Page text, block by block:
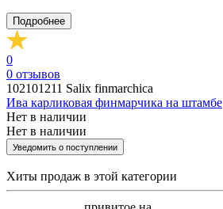
Подробнее
0
0 отзывов
102101211 Salix finmarchica
Ива карликовая финмарчика на штамбе
Нет в наличии
Нет в наличии
Уведомить о поступлении
Хиты продаж в этой категории